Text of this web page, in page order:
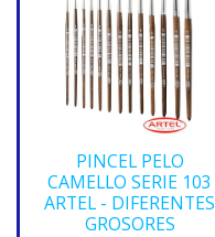
PINCEL PELO
CAMELLO SERIE 103
ARTEL - DIFERENTES
GROSORES